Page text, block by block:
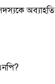
অব্যাহতি